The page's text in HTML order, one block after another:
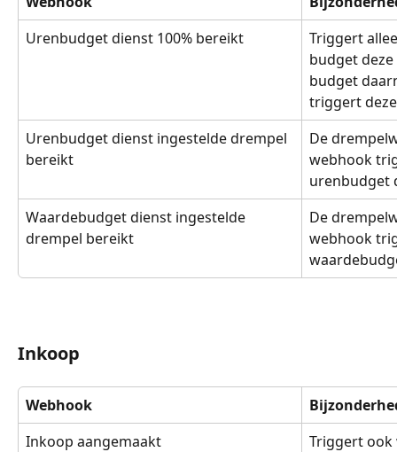
Urenbudget dienst 100% bereikt
Triggert
budget
budget
triggert
Urenbudget dienst ingestelde drempel
bereikt
De
webhook
urenbudget
Waardebudget dienst ingestelde
drempel bereikt
De
webhook
Inkoop
Webhook
Inkoop aangemaakt
Triggert